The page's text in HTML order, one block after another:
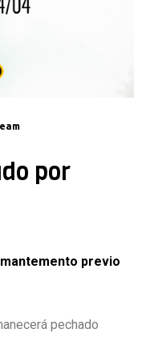
por
previo
pechado